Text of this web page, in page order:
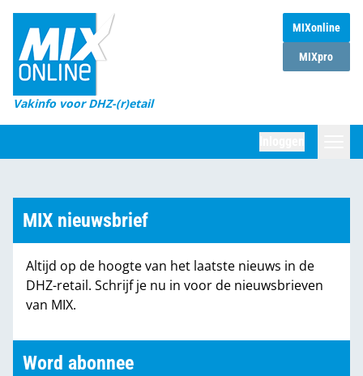
MIXonline
MIXpro
Vakinfo voor DHZ-(r)etail
Home
Magazines
DHZ Sessie
Marktcijfers
Partners
MIX nieuwsbrief
Altijd op de hoogte van het laatste nieuws in de
DHZ-retail. Schrijf je nu in voor de nieuwsbrieven
van MIX.
Word abonnee